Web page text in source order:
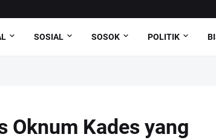
SOSIAL SOSOK POLITIK
Oknum Kades yang